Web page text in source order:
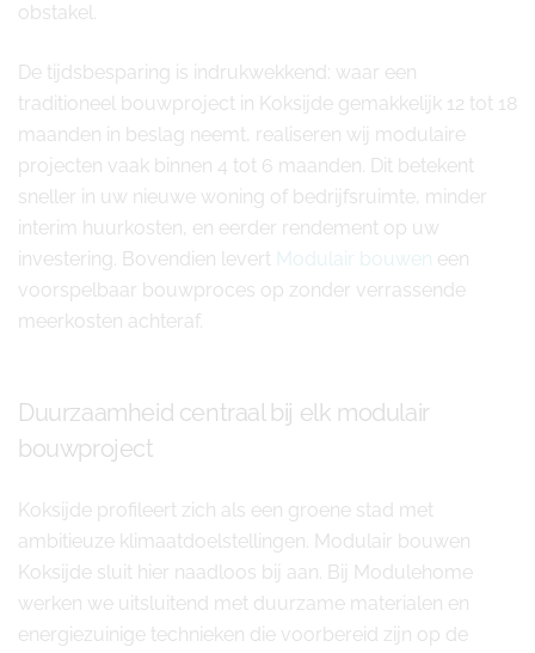
obstakel.
De tijdsbesparing is indrukwekkend: waar een
traditioneel bouwproject in Koksijde gemakkelijk 12 tot 18
maanden in beslag neemt, realiseren wij modulaire
projecten vaak binnen 4 tot 6 maanden. Dit betekent
sneller in uw nieuwe woning of bedrijfsruimte, minder
interim huurkosten, en eerder rendement op uw
investering. Bovendien levert Modulair bouwen een
voorspelbaar bouwproces op zonder verrassende
meerkosten achteraf.
Duurzaamheid centraal bij elk modulair
bouwproject
Koksijde profileert zich als een groene stad met
ambitieuze klimaatdoelstellingen. Modulair bouwen
Koksijde sluit hier naadloos bij aan. Bij Modulehome
werken we uitsluitend met duurzame materialen en
energiezuinige technieken die voorbereid zijn op de